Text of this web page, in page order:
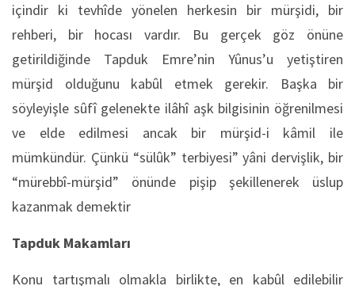
içindir ki tevhîde yönelen herkesin bir mürşidi, bir
rehberi, bir hocası vardır. Bu gerçek göz önüne
getirildiğinde Tapduk Emre’nin Yûnus’u yetiştiren
mürşid olduğunu kabûl etmek gerekir. Başka bir
söyleyişle sûfî gelenekte ilâhî aşk bilgisinin öğrenilmesi
ve elde edilmesi ancak bir mürşid-i kâmil ile
mümkündür. Çünkü “sülûk” terbiyesi” yâni dervişlik, bir
“mürebbî-mürşid” önünde pişip şekillenerek üslup
kazanmak demektir
Tapduk Makamları
Konu tartışmalı olmakla birlikte, en kabûl edilebilir